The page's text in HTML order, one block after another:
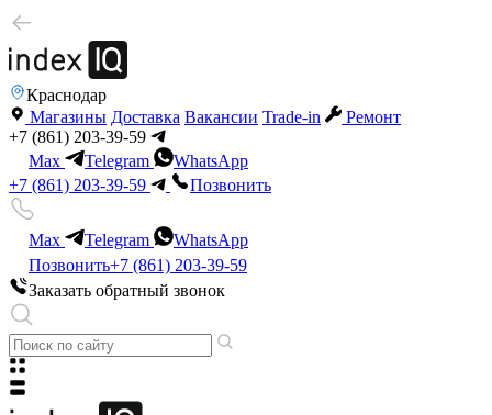
Краснодар
Магазины Доставка Вакансии Trade-in
Ремонт
+7 (861) 203-39-59
Max
Telegram
WhatsApp
+7 (861) 203-39-59
Позвонить
Max Telegram
WhatsApp
Позвонить+7 (861) 203-39-59
Заказать обратный звонок